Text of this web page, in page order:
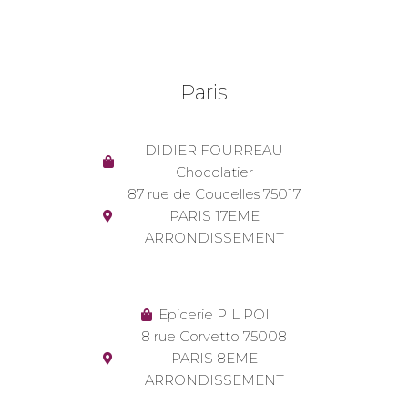
Paris
DIDIER FOURREAU
Chocolatier
87 rue de Coucelles 75017
PARIS 17EME
ARRONDISSEMENT
Epicerie PIL POI
8 rue Corvetto 75008
PARIS 8EME
ARRONDISSEMENT